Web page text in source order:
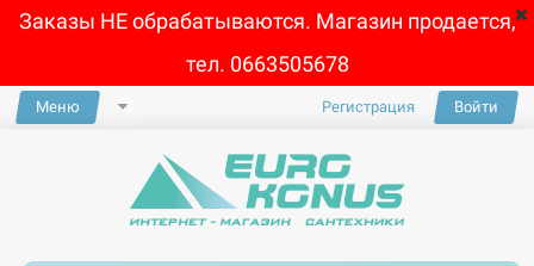
Заказы НЕ обрабатываются. Магазин продается,
тел. 0663505678
Меню Регистрация Войти